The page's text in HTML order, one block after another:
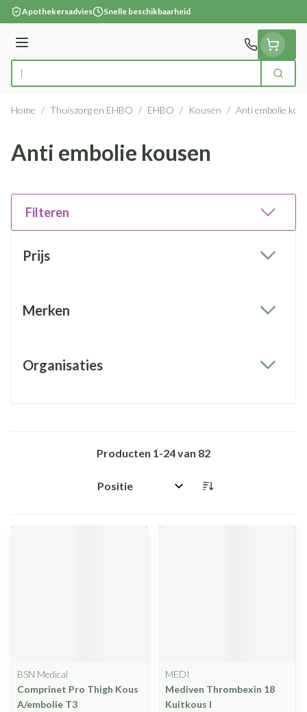
Ga naar de inhoud
Apothekersadvies Snelle beschikbaarheid
Menu
Product, merk, categorie... Zoek
Home / Thuiszorg en EHBO / EHBO / Kousen / Anti embolie
Anti embolie kousen
Filteren
Prijs
Merken
Organisaties
Producten 1-24van 82
Sorteer op:
BSN Medical
Comprinet Pro Thigh Kous
A/embolie T3
MEDI
Mediven Thrombexin 18
Kuitkous l